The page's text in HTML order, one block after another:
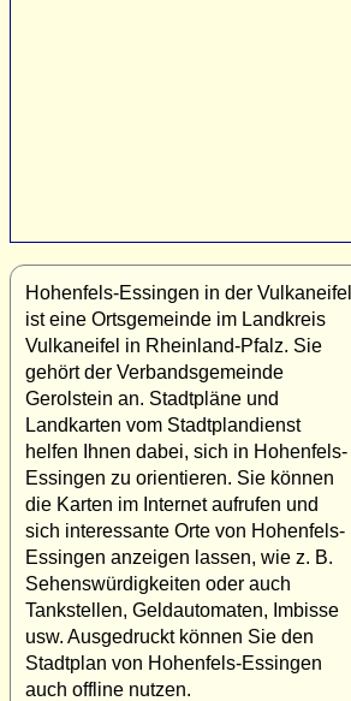
Hohenfels-Essingen in der Vulkaneifel
ist eine Ortsgemeinde im Landkreis
Vulkaneifel in Rheinland-Pfalz. Sie
gehört der Verbandsgemeinde
Gerolstein an. Stadtpläne und
Landkarten vom Stadtplandienst
helfen Ihnen dabei, sich in Hohenfels-
Essingen zu orientieren. Sie können
die Karten im Internet aufrufen und
sich interessante Orte von Hohenfels-
Essingen anzeigen lassen, wie z. B.
Sehenswürdigkeiten oder auch
Tankstellen, Geldautomaten, Imbisse
usw. Ausgedruckt können Sie den
Stadtplan von Hohenfels-Essingen
auch offline nutzen.